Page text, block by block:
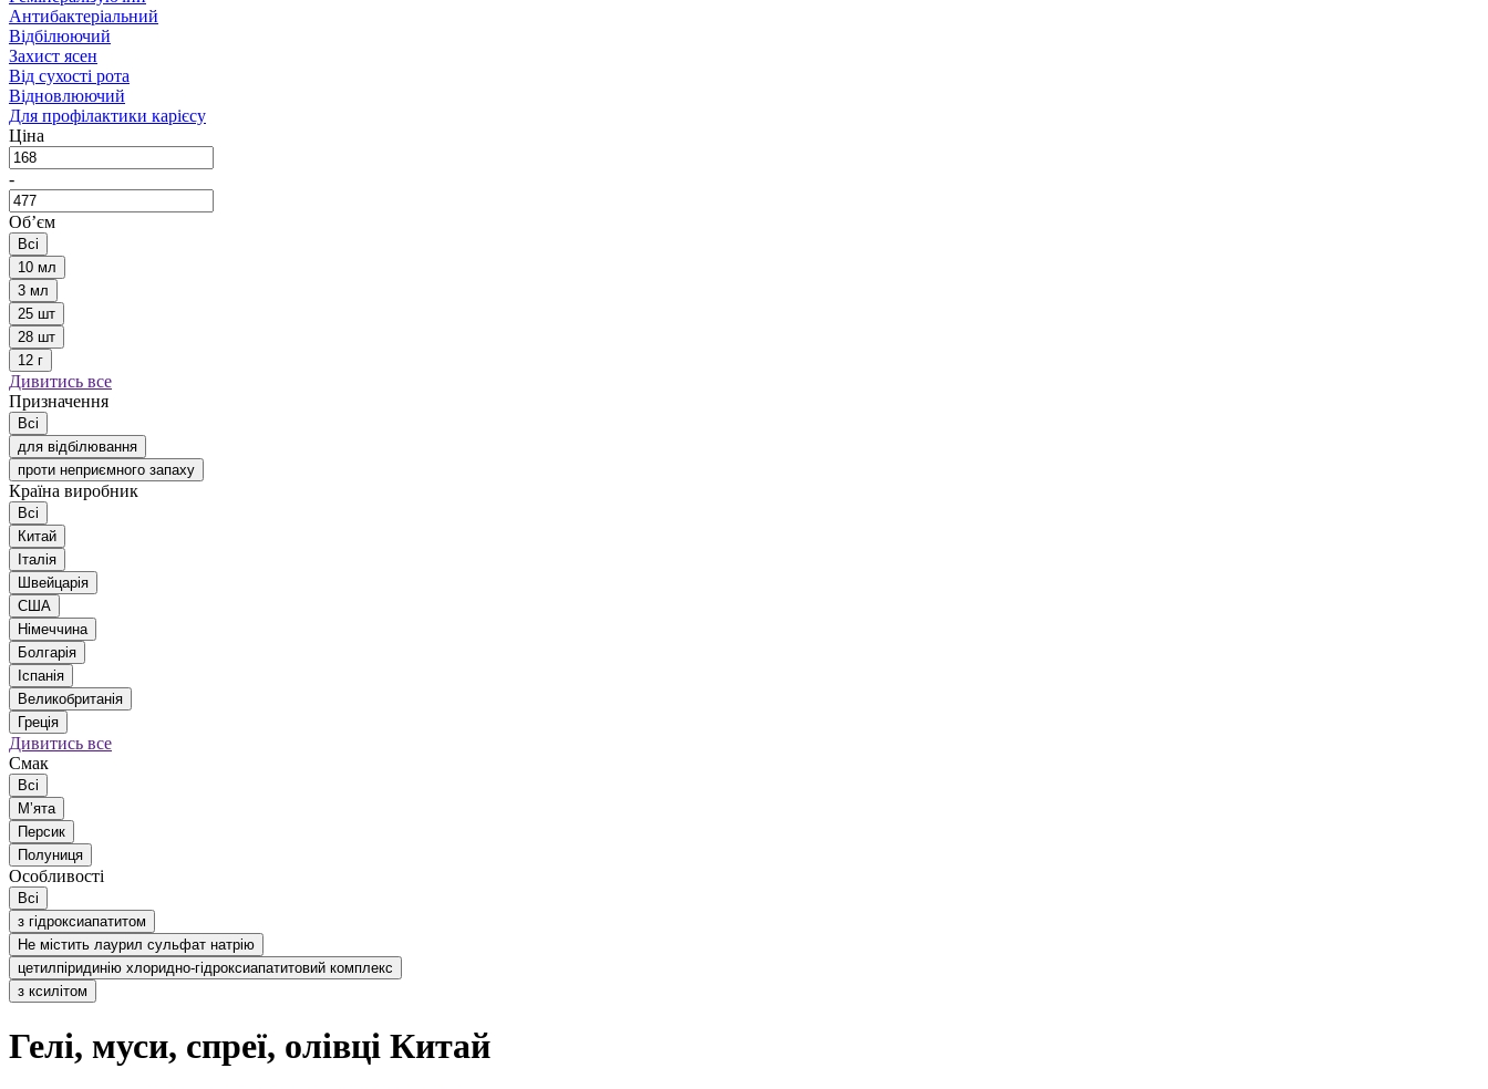
Антибактеріальний
Відбілюючий
Захист ясен
Від сухості рота
Відновлюючий
Для профілактики карієсу
Ціна
-
Обʼєм
Всі
10 мл
3 мл
25 шт
28 шт
12 г
Дивитись все
Призначення
Всі
для відбілювання
проти неприємного запаху
Країна виробник
Всі
Китай
Італія
Швейцарія
США
Німеччина
Болгарія
Іспанія
Великобританія
Греція
Дивитись все
Смак
Всі
Мʼята
Персик
Полуниця
Особливості
Всі
з гідроксиапатитом
Не містить лаурил сульфат натрію
цетилпіридинію хлоридно-гідроксиапатитовий комплекс
з ксилітом
Гелі, муси, спреї, олівці Китай